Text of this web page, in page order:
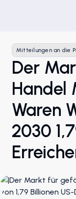
Mitteilungen an die
Der
Handel
Waren
2030